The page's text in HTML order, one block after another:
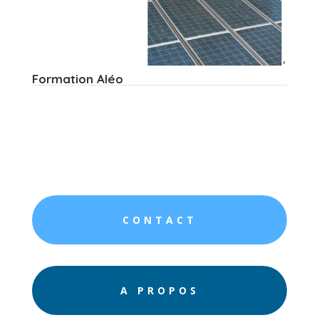
Formation Aléo
CONTACT
A PROPOS